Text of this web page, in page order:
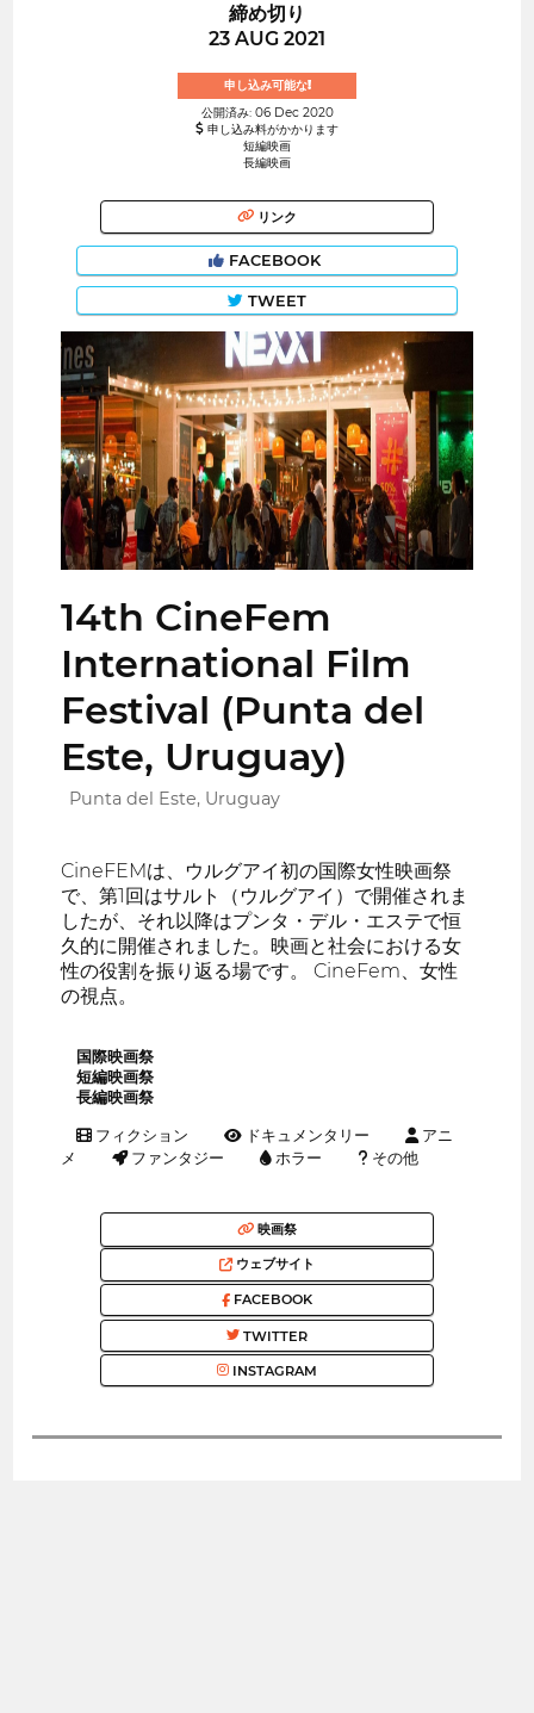
締め切り
23 AUG 2021
申し込み可能な!
公開済み: 06 Dec 2020
申し込み料がかかります
短編映画
長編映画
リンク
FACEBOOK
TWEET
14th CineFem
International Film
Festival (Punta del
Este, Uruguay)
Punta del Este, Uruguay
CineFEMは、ウルグアイ初の国際女性映画祭
で、第1回はサルト（ウルグアイ）で開催されま
したが、それ以降はプンタ・デル・エステで恒
久的に開催されました。映画と社会における女
性の役割を振り返る場です。 CineFem、女性
の視点。
国際映画祭
短編映画祭
長編映画祭
フィクション ドキュメンタリー
アニ
メ
ファンタジー ホラー その他
映画祭
ウェブサイト
FACEBOOK
TWITTER
INSTAGRAM